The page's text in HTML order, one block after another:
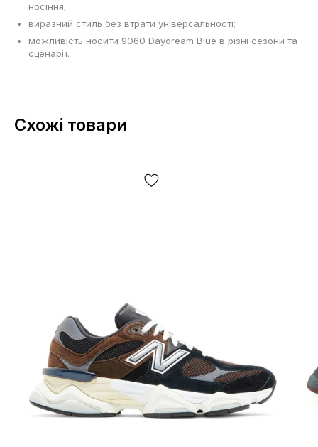
носіння;
виразний стиль без втрати універсальності;
можливість носити 9060 Daydream Blue в різні сезони та
сценарії.
Схожі товари